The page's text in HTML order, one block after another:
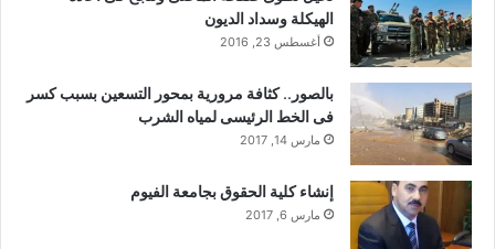
الهيكلة وسداد الديون
أغسطس 23, 2016
بالصور.. كثافة مرورية بمحور التسعين بسبب كسر
فى الخط الرئيسى لمياه الشرب
مارس 14, 2017
إنشاء كلية الحقوق بجامعة الفيوم
مارس 6, 2017